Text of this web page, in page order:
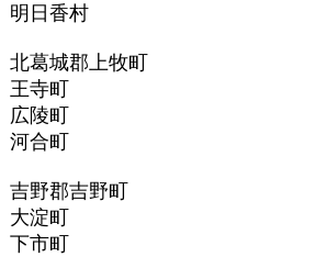
明日香村
北葛城郡上牧町
王寺町
広陵町
河合町
吉野郡吉野町
大淀町
下市町